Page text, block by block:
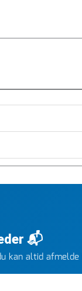
📬
kan altid afmelde